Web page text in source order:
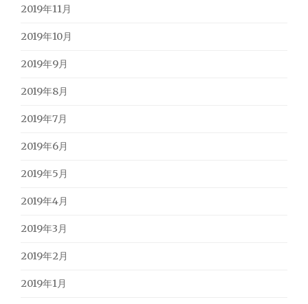
2019年11月
2019年10月
2019年9月
2019年8月
2019年7月
2019年6月
2019年5月
2019年4月
2019年3月
2019年2月
2019年1月